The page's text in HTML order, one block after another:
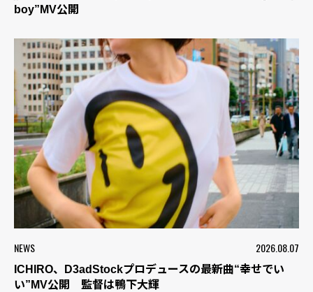
boy”MV公開
NEWS 2026.08.07
ICHIRO、D3adStockプロデュースの最新曲“幸せでい
い”MV公開 監督は鴨下大輝